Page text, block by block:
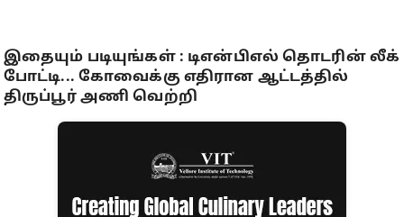
இதையும் படியுங்கள் : டிஎன்பிஎல் தொடரின் லீக்
போட்டி... கோவைக்கு எதிரான ஆட்டத்தில்
திருப்பூர் அணி வெற்றி